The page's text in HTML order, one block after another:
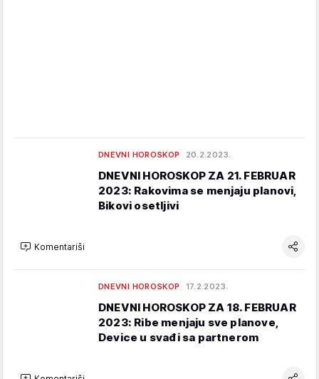
DNEVNI HOROSKOP 20.2.2023.
DNEVNI HOROSKOP ZA 21. FEBRUAR
2023: Rakovima se menjaju planovi,
Bikovi osetljivi
Komentariši
DNEVNI HOROSKOP 17.2.2023.
DNEVNI HOROSKOP ZA 18. FEBRUAR
2023: Ribe menjaju sve planove,
Device u svađi sa partnerom